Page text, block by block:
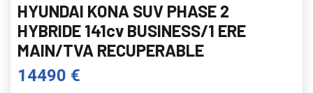
HYUNDAI KONA SUV PHASE 2
HYBRIDE 141cv BUSINESS/1 ERE
MAIN/TVA RECUPERABLE
14490 €